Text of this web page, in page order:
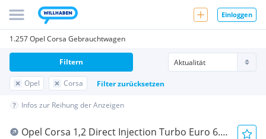
Einloggen
1.257 Opel Corsa Gebrauchtwagen
Opel Corsa Filter zurücksetzen
Filtern
Infos zur Reihung der Anzeigen
Opel Corsa 1,2 Direct Injection Turbo Euro 6.4